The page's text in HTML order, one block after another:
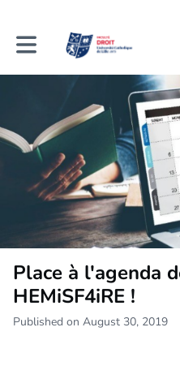
Toggle main navigation
Place à l'agenda
HEMiSF4iRE !
Published on August 30, 2019